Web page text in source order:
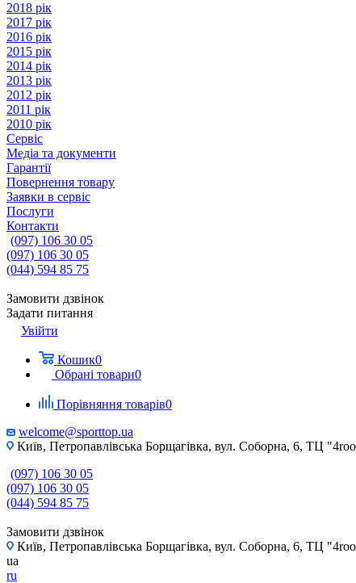
2018 рік
2017 рік
2016 рік
2015 рік
2014 рік
2013 рік
2012 рік
2011 рік
2010 рік
Сервіс
Медіа та документи
Гарантії
Повернення товару
Заявки в сервіс
Послуги
Контакти
(097) 106 30 05
(097) 106 30 05
(044) 594 85 75
Замовити дзвінок
Задати питання
Увійти
Кошик0
Обрані товари0
Порівняння товарів0
welcome@sporttop.ua
Київ, Петропавлівська Борщагівка, вул. Соборна, 6, ТЦ
(097) 106 30 05
(097) 106 30 05
(044) 594 85 75
Замовити дзвінок
Київ, Петропавлівська Борщагівка, вул. Соборна, 6, ТЦ
ua
ru